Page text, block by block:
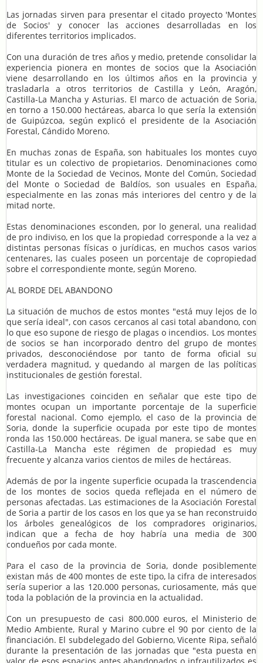
Las jornadas sirven para presentar el citado proyecto 'Montes
de Socios' y conocer las acciones desarrolladas en los
diferentes territorios implicados.
Con una duración de tres años y medio, pretende consolidar la
experiencia pionera en montes de socios que la Asociación
viene desarrollando en los últimos años en la provincia y
trasladarla a otros territorios de Castilla y León, Aragón,
Castilla-La Mancha y Asturias. El marco de actuación de Soria,
en torno a 150.000 hectáreas, abarca lo que sería la extensión
de Guipúzcoa, según explicó el presidente de la Asociación
Forestal, Cándido Moreno.
En muchas zonas de España, son habituales los montes cuyo
titular es un colectivo de propietarios. Denominaciones como
Monte de la Sociedad de Vecinos, Monte del Común, Sociedad
del Monte o Sociedad de Baldíos, son usuales en España,
especialmente en las zonas más interiores del centro y de la
mitad norte.
Estas denominaciones esconden, por lo general, una realidad
de pro indiviso, en los que la propiedad corresponde a la vez a
distintas personas físicas o jurídicas, en muchos casos varios
centenares, las cuales poseen un porcentaje de copropiedad
sobre el correspondiente monte, según Moreno.
AL BORDE DEL ABANDONO
La situación de muchos de estos montes "está muy lejos de lo
que sería ideal", con casos cercanos al casi total abandono, con
lo que eso supone de riesgo de plagas o incendios. Los montes
de socios se han incorporado dentro del grupo de montes
privados, desconociéndose por tanto de forma oficial su
verdadera magnitud, y quedando al margen de las políticas
institucionales de gestión forestal.
Las investigaciones coinciden en señalar que este tipo de
montes ocupan un importante porcentaje de la superficie
forestal nacional. Como ejemplo, el caso de la provincia de
Soria, donde la superficie ocupada por este tipo de montes
ronda las 150.000 hectáreas. De igual manera, se sabe que en
Castilla-La Mancha este régimen de propiedad es muy
frecuente y alcanza varios cientos de miles de hectáreas.
Además de por la ingente superficie ocupada la trascendencia
de los montes de socios queda reflejada en el número de
personas afectadas. Las estimaciones de la Asociación Forestal
de Soria a partir de los casos en los que ya se han reconstruido
los árboles genealógicos de los compradores originarios,
indican que a fecha de hoy habría una media de 300
condueños por cada monte.
Para el caso de la provincia de Soria, donde posiblemente
existan más de 400 montes de este tipo, la cifra de interesados
sería superior a las 120.000 personas, curiosamente, más que
toda la población de la provincia en la actualidad.
Con un presupuesto de casi 800.000 euros, el Ministerio de
Medio Ambiente, Rural y Marino cubre el 90 por ciento de la
financiación. El subdelegado del Gobierno, Vicente Ripa, señaló
durante la presentación de las jornadas que "esta puesta en